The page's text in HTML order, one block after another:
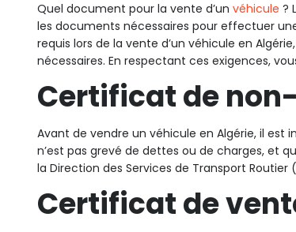
Quel document pour la vente d’un véhicule ?
les documents nécessaires pour effectuer
requis lors de la vente d’un véhicule en
nécessaires. En respectant ces exigences,
Certificat de
Avant de vendre un véhicule en Algérie, il
n’est pas grevé de dettes ou de charges, et
la Direction des Services de Transport Routier
Certificat de